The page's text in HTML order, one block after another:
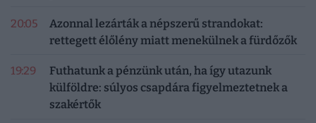
20:05
Azonnal lezárták a népszerű strandokat:
rettegett élőlény miatt menekülnek a fürdőzők
19:29
Futhatunk a pénzünk után, ha így utazunk
külföldre: súlyos csapdára figyelmeztetnek a
szakértők